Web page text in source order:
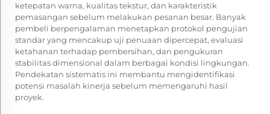
ketepatan warna, kualitas tekstur, dan karakteristik
pemasangan sebelum melakukan pesanan besar. Banyak
pembeli berpengalaman menetapkan protokol pengujian
standar yang mencakup uji penuaan dipercepat, evaluasi
ketahanan terhadap pembersihan, dan pengukuran
stabilitas dimensional dalam berbagai kondisi lingkungan.
Pendekatan sistematis ini membantu mengidentifikasi
potensi masalah kinerja sebelum memengaruhi hasil
proyek.